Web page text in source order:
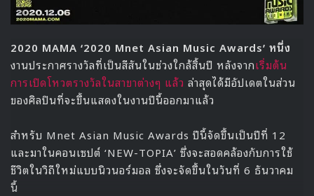
2020 MAMA ‘2020 Mnet Asian Music Awards’ หนึ่ง
งานประกาศรางวัลที่เป็นสีสันในช่วงใกล้สิ้นปี หลังจากเริ่มต้น
การเปิดโหวตรางวัลในสาขาต่างๆ แล้ว ล่าสุดได้มีอัปเดตในส่วน
ของศิลปินที่จะขึ้นแสดงในงานปีนี้ออกมาแล้ว
สำหรับ Mnet Asian Music Awards ปีนี้จัดขึ้นเป็นปีที่ 12
และมาในคอนเซปต์ ‘NEW-TOPIA’ ซึ่งจะสอดคล้องกับการใช้
ชีวิตในวิถีใหม่แบบนิวนอร์มอล ซึ่งจะจัดขึ้นในวันที่ 6 ธันวาคม
นี้